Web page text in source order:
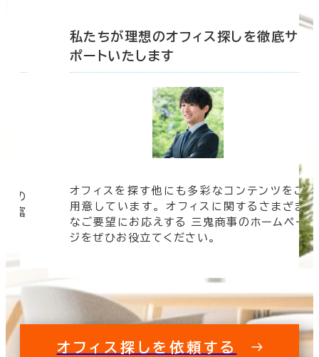
の
豊富
私たちが理想のオフィス探しを徹底サ
ポートいたします
オフィスを探す他にも多彩なコンテンツをご
用意しています。 オフィスに関するさまざま
なご要望にお応えする 三鬼商事のホームペー
ジをぜひお役立てください。
オフィス探しを依頼する